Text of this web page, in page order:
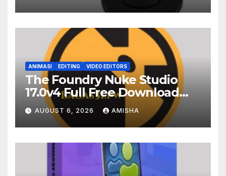
ANIMASI EDITING VIDEO EDITORS
The Foundry Nuke Studio
17.0v4 Full Free Download
Terbaru Version
AUGUST 6, 2026 AMISHA